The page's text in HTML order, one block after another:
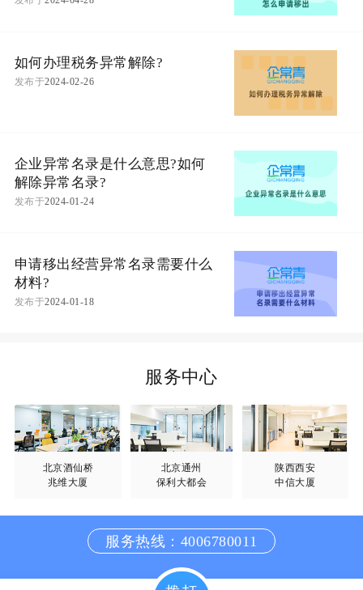
如何办理税务异常解除?
发布于2024-02-26
企业异常名录是什么意思?如何
解除异常名录?
发布于2024-01-24
申请移出经营异常名录需要什么
材料?
发布于2024-01-18
服务中心
北京酒仙桥
兆维大厦
北京通州
保利大都会
陕西西安
中信大厦
服务热线：4006780011